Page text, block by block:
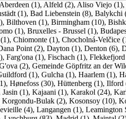
Aberdeen (1), Alfeld (2), Aliso Viejo (1),
(1), Bad Liebenstein (8), Balykchi
, Bilthoven (1), Birmingham (10),
(1), Bruxelles - Brussel (1),
, Chiomonte (1), Chocholná-Velčice
Point (2), Dayton (1), Denton (6),
, Farg'ona (1), Fischach (1),
(2), Gemeinde Göpfritz an der
(1), Gulcha (1), Haarlem (1),
, Hønefoss (30), Hüttenberg (1), Ilford
Jasin (1), Kajaani (1), Karakol (24),
Korgondu-Bulak (2), Kosonsoy (10),
(4), Langangen (1), Leamington